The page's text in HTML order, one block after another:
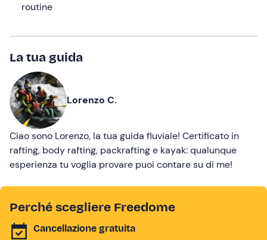
routine
La tua guida
Lorenzo C.
Ciao sono Lorenzo, la tua guida fluviale! Certificato in
rafting, body rafting, packrafting e kayak: qualunque
esperienza tu voglia provare puoi contare su di me!
Perché scegliere Freedome
Cancellazione gratuita